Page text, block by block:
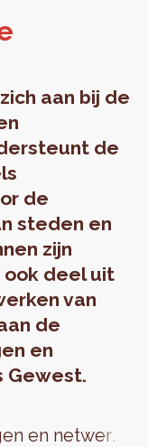
aan bij de
de
de
steden en
zijn
deel uit
van
de
en
Gewest.
Uitwisselingen en netwerken